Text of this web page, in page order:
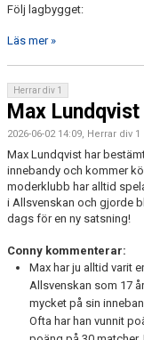
Följ lagbygget:
Läs mer »
Herrar div 1
Max
2026-06-02 14:09, Herrar div 1
Max Lundqvist har
innebandy och kommer
moderklubb har alltid
i Allsvenskan och gjorde
dags för en ny satsning!
Conny kommenterar:
Max har ju alltid varit
Allsvenskan som 17
mycket på sin
Ofta har han vunnit